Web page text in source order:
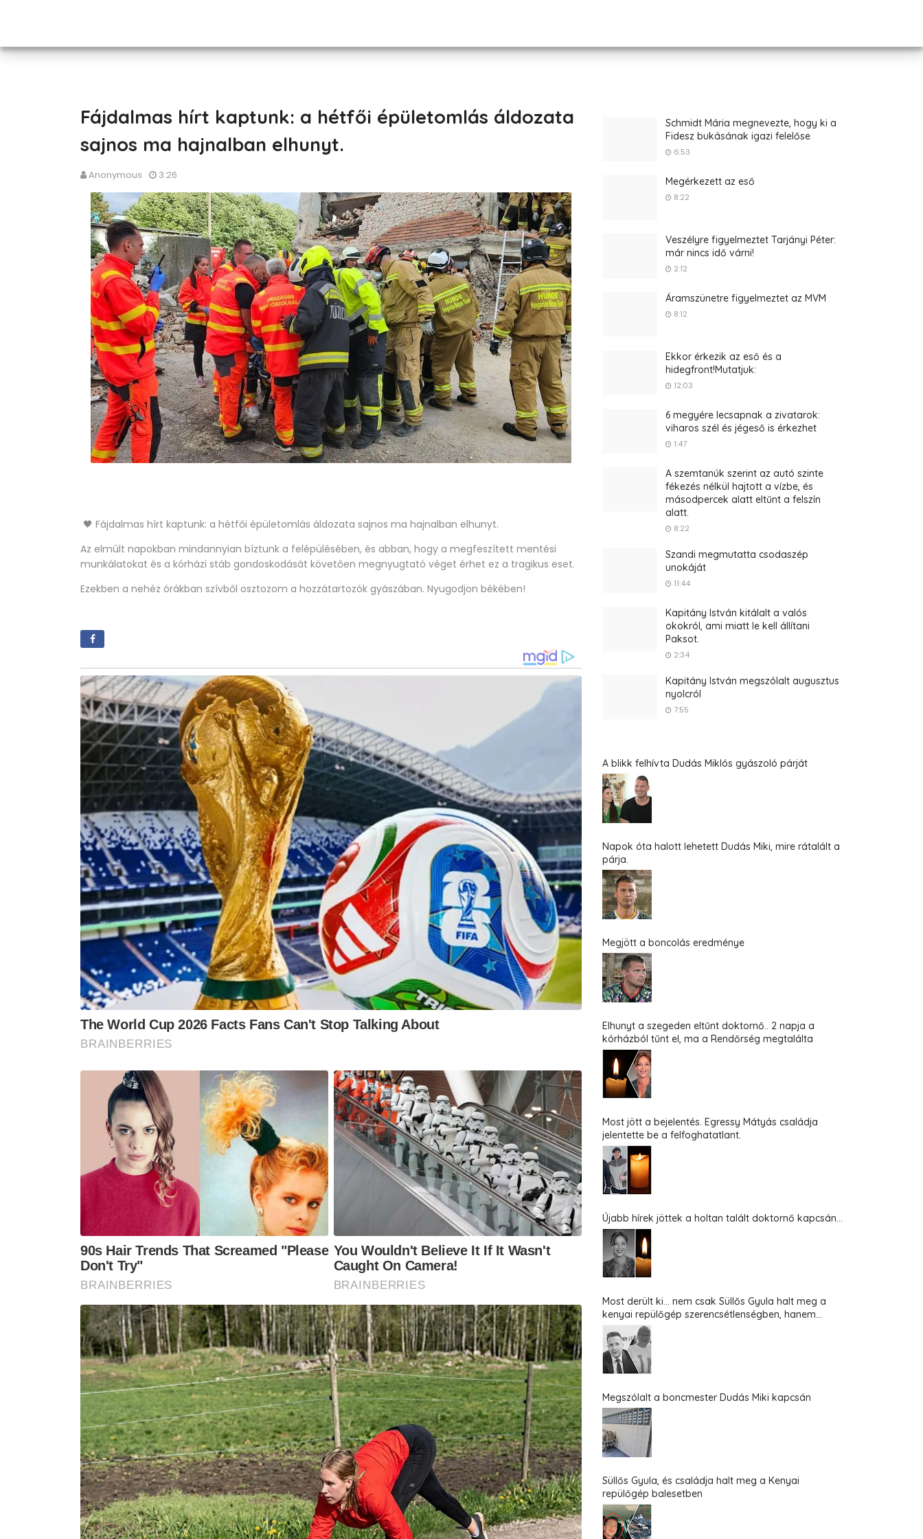
Fájdalmas hírt kaptunk: a hétfői épületomlás áldozata
sajnos ma hajnalban elhunyt.
Anonymous 3:26
🖤 Fájdalmas hírt kaptunk: a hétfői épületomlás áldozata sajnos ma hajnalban elhunyt.
Az elmúlt napokban mindannyian bíztunk a felépülésében, és abban, hogy a megfeszített mentési
munkálatokat és a kórházi stáb gondoskodását követően megnyugtató véget érhet ez a tragikus eset.
Ezekben a nehéz órákban szívből osztozom a hozzátartozók gyászában. Nyugodjon békében!
Schmidt Mária megnevezte, hogy ki a
Fidesz bukásának igazi felelőse
6:53
Megérkezett az eső
8:22
Veszélyre figyelmeztet Tarjányi Péter:
már nincs idő várni!
2:12
Áramszünetre figyelmeztet az MVM
8:12
Ekkor érkezik az eső és a
hidegfront!Mutatjuk:
12:03
6 megyére lecsapnak a zivatarok:
viharos szél és jégeső is érkezhet
1:47
A szemtanúk szerint az autó szinte
fékezés nélkül hajtott a vízbe, és
másodpercek alatt eltűnt a felszín
alatt.
8:22
Szandi megmutatta csodaszép
unokáját
11:44
Kapitány István kitálalt a valós
okokról, ami miatt le kell állítani
Paksot.
2:34
Kapitány István megszólalt augusztus
nyolcról
7:55
A blikk felhívta Dudás Miklós gyászoló párját
Napok óta halott lehetett Dudás Miki, mire rátalált a
párja.
Megjött a boncolás eredménye
Elhunyt a szegeden eltűnt doktornő.. 2 napja a
kórházból tűnt el, ma a Rendőrség megtalálta
Most jött a bejelentés. Egressy Mátyás családja
jelentette be a felfoghatatlant.
Újabb hírek jöttek a holtan talált doktornő kapcsán...
Most derült ki... nem csak Süllős Gyula halt meg a
kenyai repülőgép szerencsétlenségben, hanem...
Megszólalt a boncmester Dudás Miki kapcsán
Süllős Gyula, és családja halt meg a Kenyai
repülőgép balesetben